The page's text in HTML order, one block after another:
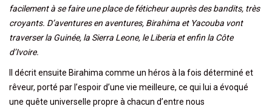
facilement à se faire une place de féticheur auprès des bandits, très
croyants. D’aventures en aventures, Birahima et Yacouba vont
traverser la Guinée, la Sierra Leone, le Liberia et enfin la Côte
d’Ivoire.
Il décrit ensuite Birahima comme un héros à la fois déterminé et
rêveur, porté par l’espoir d’une vie meilleure, ce qui lui a évoqué
une quête universelle propre à chacun d’entre nous